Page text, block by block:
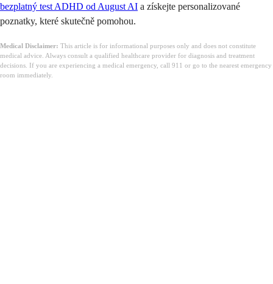
bezplatný test ADHD od August AI a získejte personalizované
poznatky, které skutečně pomohou.
Medical Disclaimer: This article is for informational purposes only and does not constitute
medical advice. Always consult a qualified healthcare provider for diagnosis and treatment
decisions. If you are experiencing a medical emergency, call 911 or go to the nearest emergency
room immediately.